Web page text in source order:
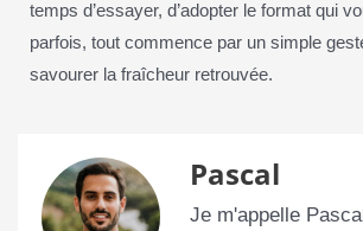
temps d’essayer, d’adopter le format qui
parfois, tout commence par un simple
savourer la fraîcheur retrouvée.
Pascal
Je m'appelle